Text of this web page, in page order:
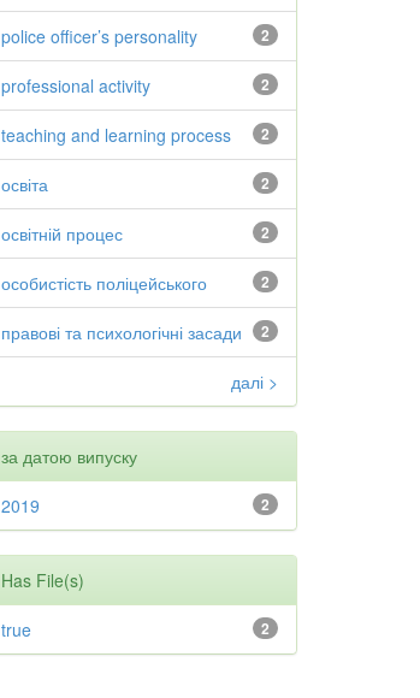
2
police officer’s personality
2
professional activity
2
teaching and learning process
2
освіта
2
освітній процес
2
особистість поліцейського
2
правові та психологічні засади
далі >
за датою випуску
2
2019
Has File(s)
2
true